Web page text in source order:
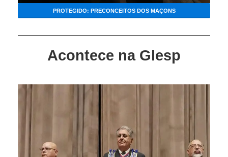
PROTEGIDO: PRECONCEITOS DOS MAÇONS
Acontece na Glesp